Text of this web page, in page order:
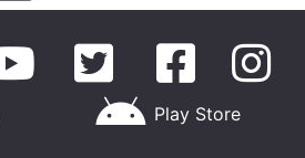
Play Store